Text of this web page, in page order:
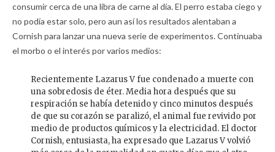
consumir cerca de una libra de carne al día. El perro estaba ciego y
no podía estar solo, pero aun así los resultados alentaban a
Cornish para lanzar una nueva serie de experimentos. Continuaba
el morbo o el interés por varios medios:
Recientemente Lazarus V fue condenado a muerte con
una sobredosis de éter. Media hora después que su
respiración se había detenido y cinco minutos después
de que su corazón se paralizó, el animal fue revivido por
medio de productos químicos y la electricidad. El doctor
Cornish, entusiasta, ha expresado que Lazarus V volvió